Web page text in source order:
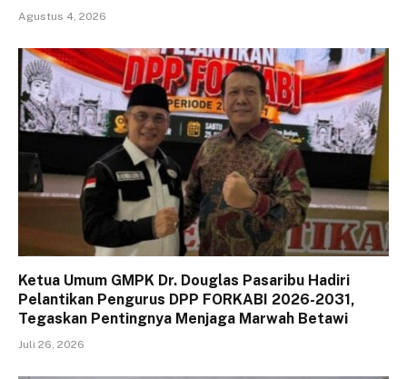
Agustus 4, 2026
Ketua Umum GMPK Dr. Douglas Pasaribu Hadiri
Pelantikan Pengurus DPP FORKABI 2026-2031,
Tegaskan Pentingnya Menjaga Marwah Betawi
Juli 26, 2026